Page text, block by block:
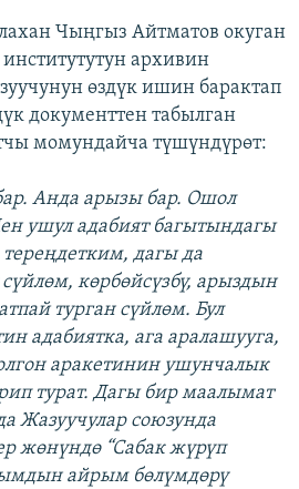
Чыңгыз Айтматов окуган
архивин
өздүк ишин барактап
документтен табылган
момундайча түшүндүрөт:
Анда арызы бар. Ошол
ушул адабият багытындагы
дагы да
сүйлөм, көрбөйсүзбү, арыздын
турган сүйлөм. Бул
адабиятка, ага аралашууга,
аракетинин ушунчалык
турат. Дагы бир маалымат
Жазуучулар союзунда
жөнүндө “Сабак жүрүп
айрым бөлүмдөрү